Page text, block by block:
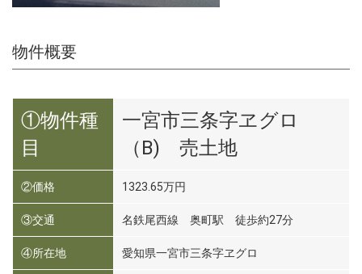
物件概要
①物件種
目
一宮市三条字ヱグロ
（B) 売土地
②価格 1323.65万円
③交通 名鉄尾西線 奥町駅 徒歩約27分
④所在地 愛知県一宮市三条字ヱグロ